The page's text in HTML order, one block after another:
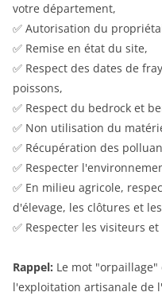
votre département,
✅ Autorisation du
✅ Remise en état du site,
✅ Respect des dates de
poissons,
✅ Respect du bedrock et
✅ Non utilisation du
✅ Récupération des
✅ Respecter
✅ En milieu agricole,
d'élevage, les clôtures et
✅ Respecter les visiteurs
Rappel: Le mot
l'exploitation artisanale de